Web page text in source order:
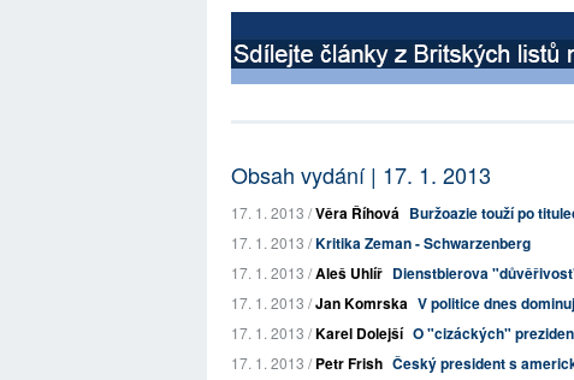
Obsah vydání | 17. 1. 2013
17. 1. 2013 /Věra Říhová Buržoazie touží po
17. 1. 2013 /Kritika Zeman - Schwarzenberg
17. 1. 2013 /Aleš Uhlíř Dienstbierova
17. 1. 2013 /Jan Komrska V politice dnes
17. 1. 2013 /Karel Dolejší O "cizáckých"
17. 1. 2013 /Petr Frish Český president s